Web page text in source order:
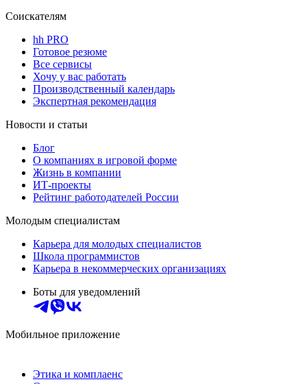
Соискателям
hh PRO
Готовое резюме
Все сервисы
Хочу у вас работать
Производственный календарь
Экспертная рекомендация
Новости и статьи
Блог
О компаниях в игровой форме
Жизнь в компании
ИТ-проекты
Рейтинг работодателей России
Молодым специалистам
Карьера для молодых специалистов
Школа программистов
Карьера в некоммерческих организациях
Боты для уведомлений
Мобильное приложение
Этика и комплаенс